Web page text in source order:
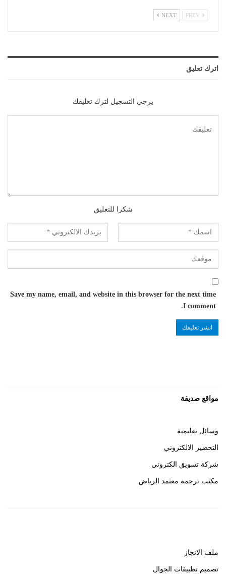
NEXT
اترك تعليق
يرجي التسجيل لترك تعليقك
شكرا للتعليق
Save my name, email, and website in this browser for the next time
I comment.
مواقع صديقة
وسائل تعليمية
التحضير الالكتروني
شركة تسويق الكتروني
مكتب ترجمة معتمد الرياض
ملف الانجاز
تصميم تطبيقات الجوال